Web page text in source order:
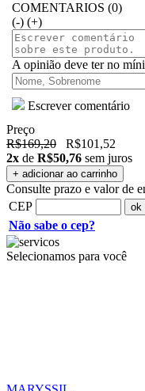
COMENTARIOS (0)
(-) (+)
A opinião deve ter no
Escrever comentário
Preço
R$169,20
R$101,52
2x de R$50,76 sem juros
Consulte prazo e valor de
CEP
Não sabe o cep?
Selecionamos para você